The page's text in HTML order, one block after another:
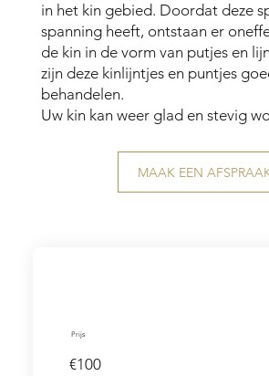
in het kin gebied. Doordat deze
spanning heeft, ontstaan er
de kin in de vorm van putjes en
zijn deze kinlijntjes en puntjes
behandelen.
Uw kin kan weer glad en stevig
MAAK EEN
Prijs
€100